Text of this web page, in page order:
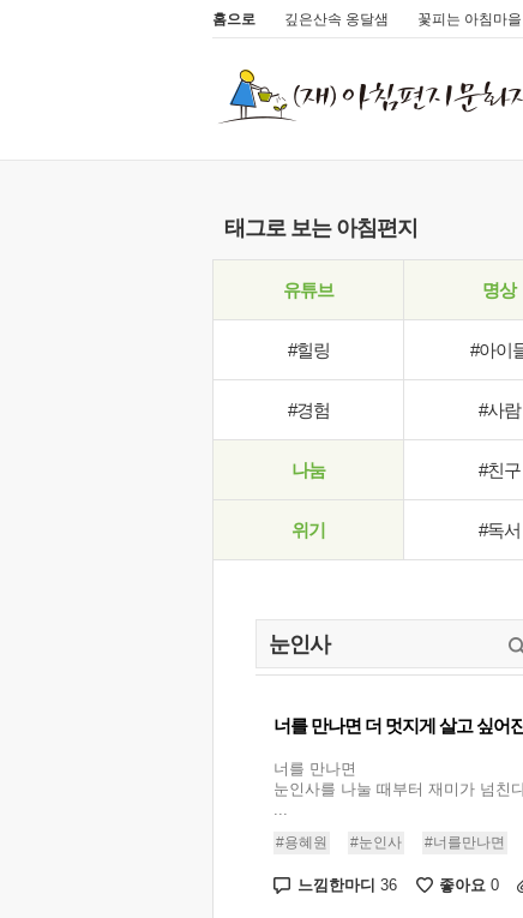
홈으로 깊은산속 옹달샘 꽃피는 아침마을
태그로 보는 아침편지
유튜브 명상
#힐링 #아이
#경험 #사람
나눔 #친구
위기 #독서
너를 만나면 더 멋지게 살고 싶어
너를 만나면
눈인사를 나눌 때부터 재미가 넘친
...
#용혜원 #눈인사 #너를만나면
느낌한마디 36 좋아요 0